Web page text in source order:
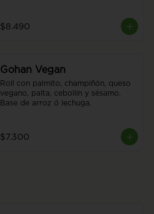
$8.490
Gohan Vegan
Roll con palmito, champiñón, queso
vegano, palta, cebollín y sésamo.
Base de arroz ó lechuga.
$7.300